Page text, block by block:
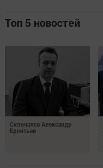
Топ 5 новостей
Скончался Александр
Еронтьев